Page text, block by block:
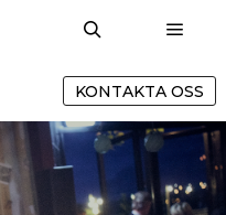
KONTAKTA OSS